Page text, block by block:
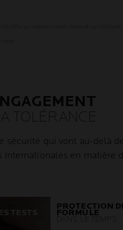
TOLÉRANCE
sécurité qui vont au-delà
internationales en matière
TESTS
PROTECTION
FORMULE